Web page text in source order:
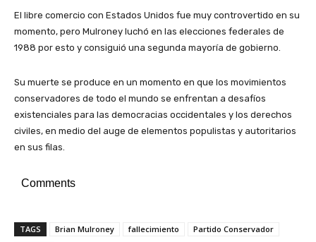
El libre comercio con Estados Unidos fue muy controvertido en su
momento, pero Mulroney luchó en las elecciones federales de
1988 por esto y consiguió una segunda mayoría de gobierno.
Su muerte se produce en un momento en que los movimientos
conservadores de todo el mundo se enfrentan a desafíos
existenciales para las democracias occidentales y los derechos
civiles, en medio del auge de elementos populistas y autoritarios
en sus filas.
Comments
TAGS Brian Mulroney fallecimiento
Partido Conservador